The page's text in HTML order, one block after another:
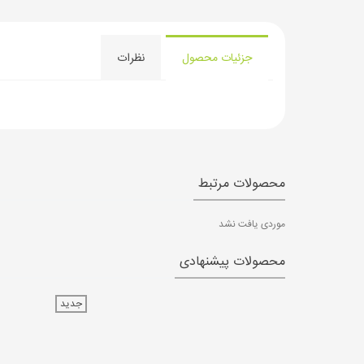
جزئیات محصول نظرات
محصولات مرتبط
موردی یافت نشد
محصولات پیشنهادی
جدید